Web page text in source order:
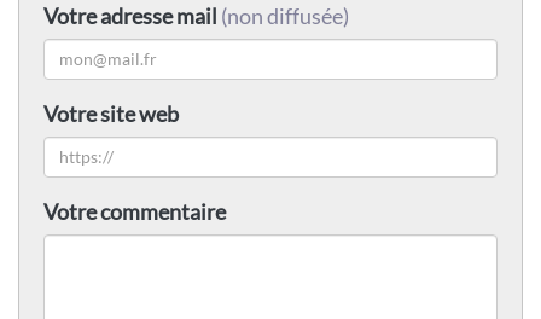
Votre adresse mail (non diffusée)
Votre site web
Votre commentaire